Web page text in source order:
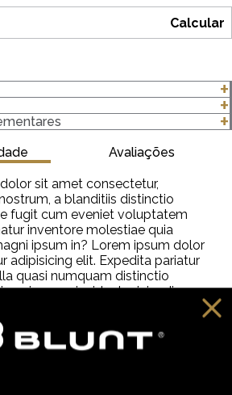
Calcular
(cm) 2x1 com Elastano
variações de acordo com o
que está utilizando.
pode haver encolhimento de 2,5 a
abrir as medidas
sit amet consectetur,
a blanditiis distinctio
fugit cum eveniet voluptatem
inventore molestiae quia
ipsum in? Lorem ipsum dolor
adipisicing elit. Expedita pariatur
quasi numquam distinctio
quisquam incidunt reiciendis,
illum dolor provident. Lorem
consectetur adipisicing elit. Aut
molestiae, amet quibusdam
fugit eveniet aliquam similique
Avaliações